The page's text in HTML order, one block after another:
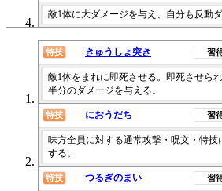
敵1体に大ダメージを与え、自分も反動
特技 きゅうしょ突き 習
敵1体をまれに即死させる。即死させら
半分のダメージを与える。
特技 におうだち 習
味方全員に対する通常攻撃・呪文・特技
する。
特技 つるぎのまい 習